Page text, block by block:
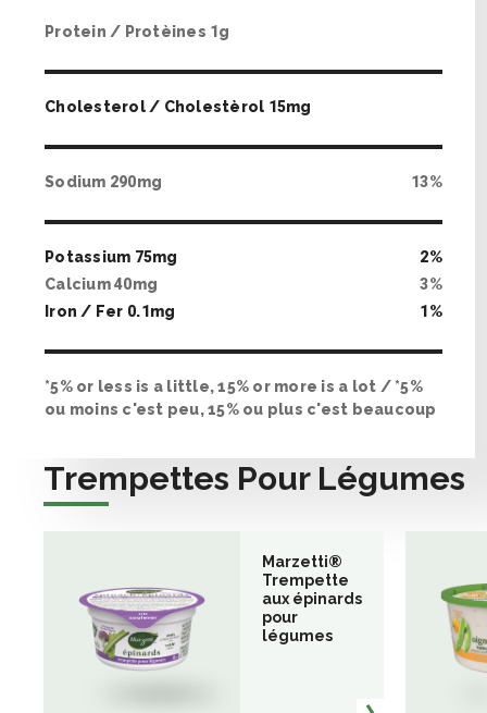
Protein / Protèines 1g
Cholesterol / Cholestèrol 15mg
Sodium 290mg 13%
Potassium 75mg 2%
Calcium40mg 3%
Iron / Fer 0.1mg 1 %
*5% or less is a little, 15% or more is a lot / *5%
ou moins c'est peu, 15% ou plus c'est beaucoup
Trempettes Pour Légumes
Marzetti®
Trempette
aux épinards
pour
légumes